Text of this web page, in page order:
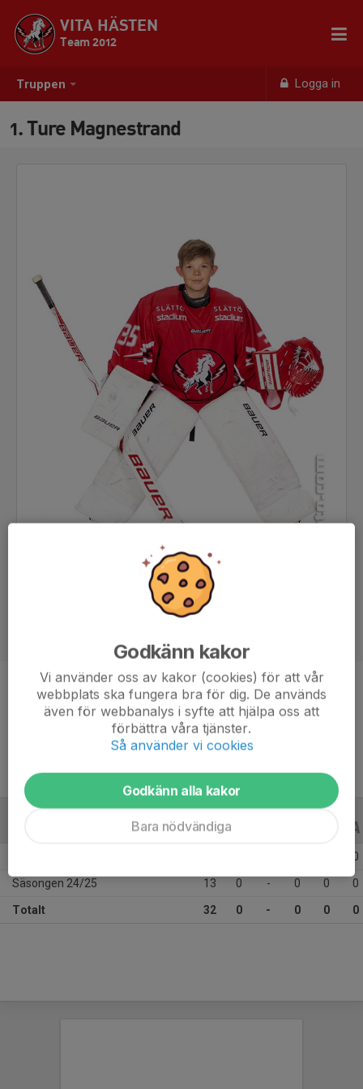
Truppen Logga in
VITA HÄSTEN
Team 2012
1. Ture Magnestrand
Position
Målvakt
14 år
ALLA ÅR
0
Säsongen 24/25 13 0 - 0 0 0
Totalt 32 0 - 0 0 0
Godkänn kakor
Vi använder oss av kakor (cookies) för att vår
webbplats ska fungera bra för dig. De används
även för webbanalys i syfte att hjälpa oss att
förbättra våra tjänster.
Så använder vi cookies
Godkänn alla kakor
Bara nödvändiga